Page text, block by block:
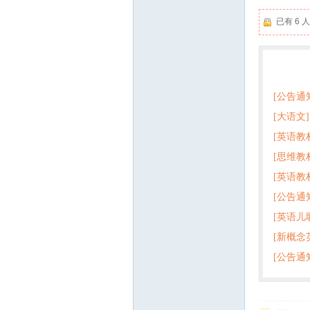
已有 6
[公告通
[大语文]
+英语
[英语教
+音频
[思维教
子版
[英语教
版pdf
[公告通
[英语儿
百度云
[新概念
[公告通